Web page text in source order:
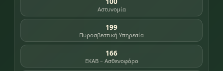
Αστυνομία
199
Πυροσβεστική Υπηρεσία
166
ΕΚΑΒ – Ασθενοφόρο